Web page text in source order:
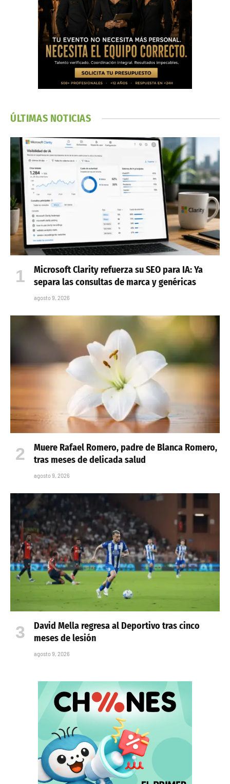
ÚLTIMAS NOTICIAS
Microsoft Clarity refuerza su SEO para IA: Ya
separa las consultas de marca y genéricas
agosto 9, 2026
Muere Rafael Romero, padre de Blanca Romero,
tras meses de delicada salud
agosto 9, 2026
David Mella regresa al Deportivo tras cinco
meses de lesión
agosto 9, 2026